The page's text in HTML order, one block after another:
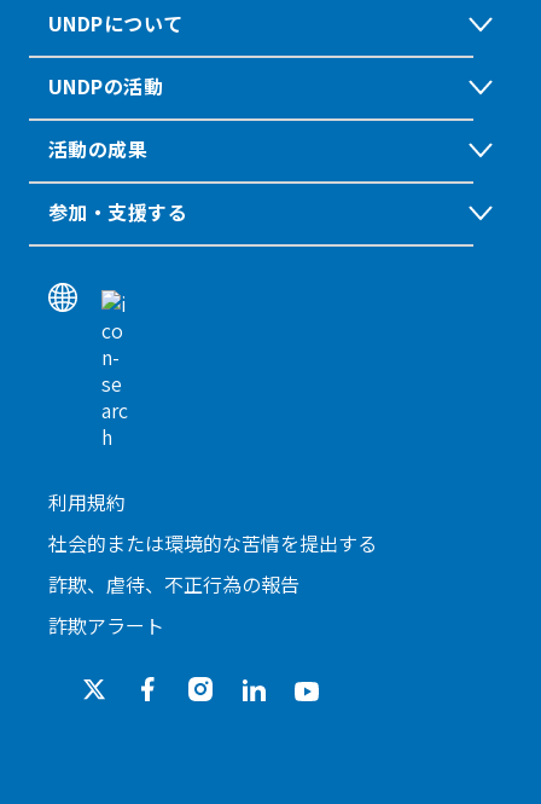
UNDPについて
UNDPの活動
活動の成果
参加・支援する
利用規約
社会的または環境的な苦情を提出する
詐欺、虐待、不正行為の報告
詐欺アラート